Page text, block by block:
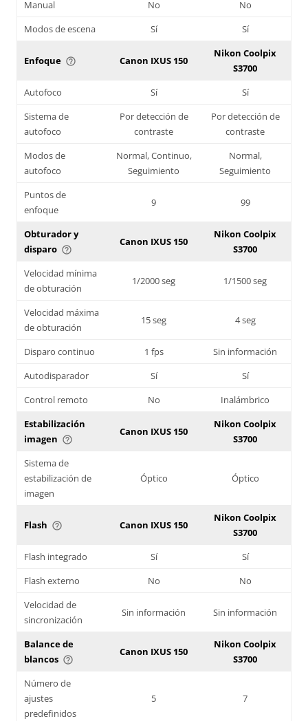
Manual No
No
Modos de escena
Sí Sí
Enfoque help_outline Canon IXUS 150
Nikon Coolpix
S3700
Autofoco
Sí
Sí
Sistema de
autofoco
Por detección de
contraste
Por detección de
contraste
Modos de
autofoco
Normal, Continuo,
Seguimiento
Normal,
Seguimiento
Puntos de
enfoque
9 99
Obturador y
disparo help_outline
Canon IXUS 150
Nikon Coolpix
S3700
Velocidad mínima
de obturación
1/2000 seg 1/1500 seg
Velocidad máxima
de obturación
15 seg 4 seg
Disparo continuo 1 fps
Sin información
Autodisparador
Sí
Sí
Control remoto
No
Inalámbrico
Estabilización
imagen help_outline
Canon IXUS 150
Nikon Coolpix
S3700
Sistema de
estabilización de
imagen
Óptico Óptico
Flash help_outline Canon IXUS 150
Nikon Coolpix
S3700
Flash integrado
Sí
Sí
Flash externo
No
No
Velocidad de
sincronización
Sin información Sin información
Balance de
blancos help_outline
Canon IXUS 150
Nikon Coolpix
S3700
Número de
ajustes
predefinidos
5 7